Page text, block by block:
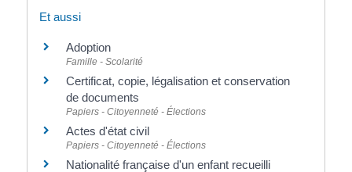
Et aussi
Adoption
Famille - Scolarité
Certificat, copie, légalisation et conservation
de documents
Papiers - Citoyenneté - Élections
Actes d'état civil
Papiers - Citoyenneté - Élections
Nationalité française d'un enfant recueilli